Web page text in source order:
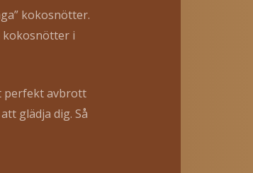
kokosnötter.
kokosnötter i
perfekt avbrott
glädja dig. Så